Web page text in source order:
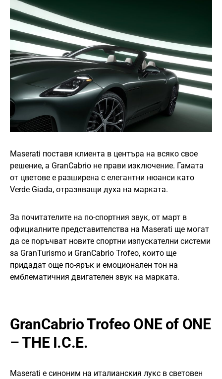
Maserati поставя клиента в центъра на всяко свое
решение, а GranCabrio не прави изключение. Гамата
от цветове е разширена с елегантни нюанси като
Verde Giada, отразяващи духа на марката.
За почитателите на по-спортния звук, от март в
официалните представителства на Maserati ще могат
да се поръчват новите спортни изпускателни системи
за GranTurismo и GranCabrio Trofeo, които ще
придадат още по-ярък и емоционален тон на
емблематичния двигателен звук на марката.
GranCabrio Trofeo ONE of ONE
– THE I.C.E.
Maserati е синоним на италианския лукс в световен